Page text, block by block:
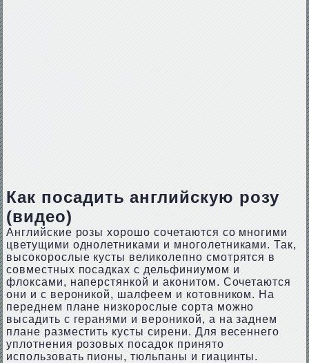
Как посадить английскую розу
(видео)
Английские розы хорошо сочетаются со многими
цветущими однолетниками и многолетниками. Так,
высокорослые кусты великолепно смотрятся в
совместных посадках с дельфиниумом и
флоксами, наперстянкой и аконитом. Сочетаются
они и с вероникой, шалфеем и котовником. На
переднем плане низкорослые сорта можно
высадить с геранями и вероникой, а на заднем
плане разместить кусты сирени. Для весеннего
уплотнения розовых посадок принято
использовать пионы, тюльпаны и гиацинты.